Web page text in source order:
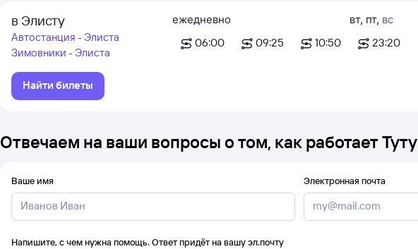
в Элисту
Автостанция - Элиста
Зимовники - Элиста
Найти билеты
ежедневно
06:00
09:25 10:50
вт, пт, вс
23:20
Отвечаем на ваши вопросы о том, как работает Туту
Ваше имя Электронная почта
Напишите, с чем нужна помощь. Ответ придёт на вашу эл.почту